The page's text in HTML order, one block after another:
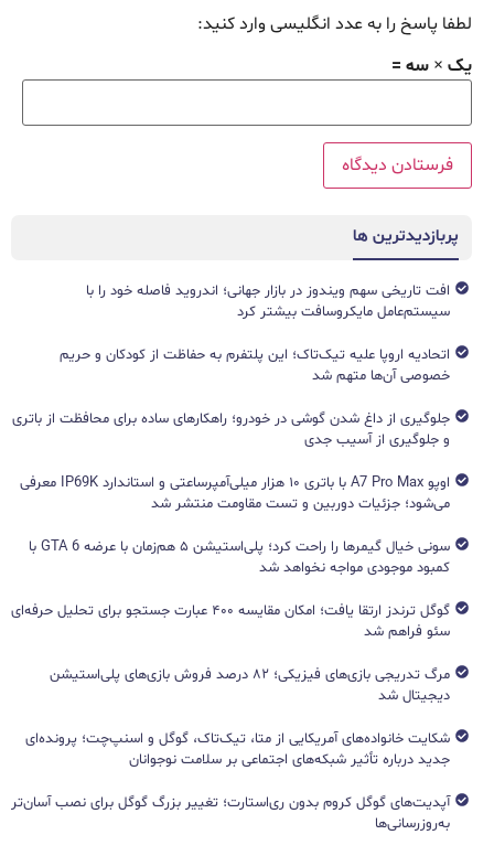
لطفا پاسخ را به عدد انگلیسی وارد کنید:
یک × سه =
پربازدیدترین ها
افت تاریخی سهم ویندوز در بازار جهانی؛ اندروید فاصله خود را با
سیستم‌عامل مایکروسافت بیشتر کرد
اتحادیه اروپا علیه تیک‌تاک؛ این پلتفرم به حفاظت از کودکان و حریم
خصوصی آن‌ها متهم شد
جلوگیری از داغ شدن گوشی در خودرو؛ راهکارهای ساده برای محافظت از باتری
و جلوگیری از آسیب جدی
اوپو A7 Pro Max با باتری ۱۰ هزار میلی‌آمپرساعتی و استاندارد IP69K معرفی
می‌شود؛ جزئیات دوربین و تست مقاومت منتشر شد
سونی خیال گیمرها را راحت کرد؛ پلی‌استیشن ۵ هم‌زمان با عرضه GTA 6 با
کمبود موجودی مواجه نخواهد شد
گوگل ترندز ارتقا یافت؛ امکان مقایسه ۴۰۰ عبارت جستجو برای تحلیل حرفه‌ای
سئو فراهم شد
مرگ تدریجی بازی‌های فیزیکی؛ ۸۲ درصد فروش بازی‌های پلی‌استیشن
دیجیتال شد
شکایت خانواده‌های آمریکایی از متا، تیک‌تاک، گوگل و اسنپ‌چت؛ پرونده‌ای
جدید درباره تأثیر شبکه‌های اجتماعی بر سلامت نوجوانان
آپدیت‌های گوگل کروم بدون ری‌استارت؛ تغییر بزرگ گوگل برای نصب آسان‌تر
به‌روزرسانی‌ها